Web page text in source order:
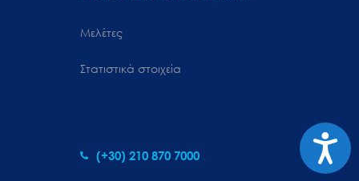
Μελέτες
Στατιστικά στοιχεία
(+30) 210 870 7000